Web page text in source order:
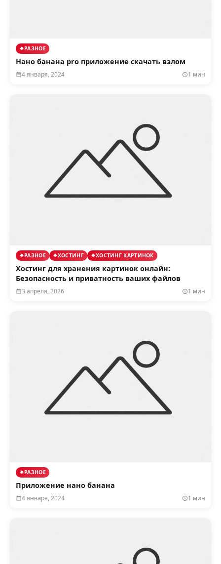
РАЗНОЕ
Нано банана pro приложение скачать взлом
4 января, 2024 1 мин
РАЗНОЕ ХОСТИНГ ХОСТИНГ КАРТИНОК
Хостинг для хранения картинок онлайн:
Безопасность и приватность ваших файлов
3 апреля, 2026 1 мин
РАЗНОЕ
Приложение нано банана
4 января, 2024 1 мин